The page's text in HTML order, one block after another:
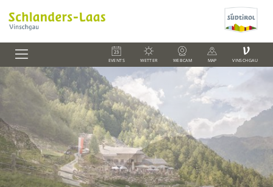
EVENTS WETTER WEBCAM MAP
V
VINSCHGAU